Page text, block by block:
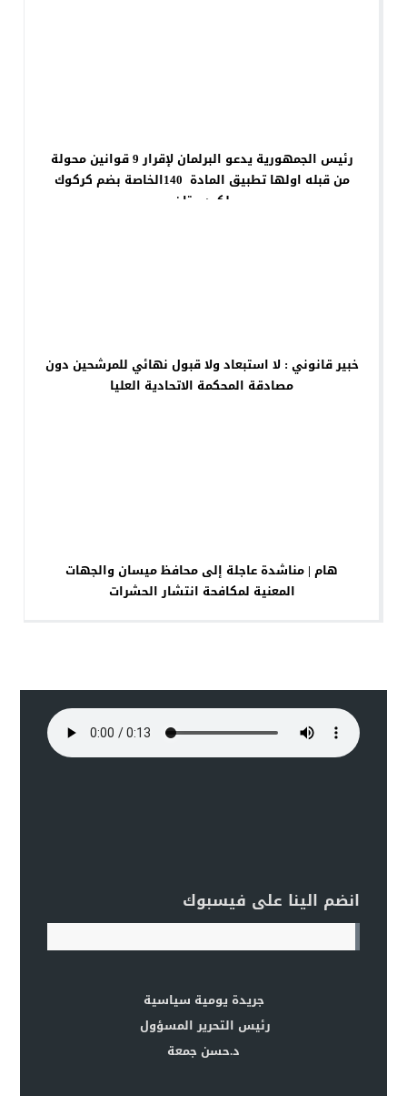
رئيس الجمهورية يدعو البرلمان لإقرار 9 قوانين محولة
من قبله اولها تطبيق المادة 140الخاصة بضم كركوك
لكردستان
خبير قانوني : لا استبعاد ولا قبول نهائي للمرشحين دون
مصادقة المحكمة الاتحادية العليا
هام | مناشدة عاجلة إلى محافظ ميسان والجهات
المعنية لمكافحة انتشار الحشرات
انضم الينا على فيسبوك
جريدة يومية سياسية
رئيس التحرير المسؤول
د.حسن جمعة